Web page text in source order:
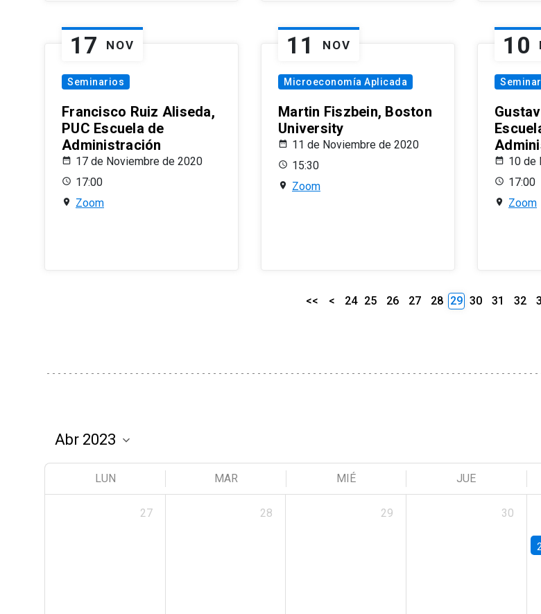
17 NOV
Seminarios
Francisco Ruiz Aliseda,
PUC Escuela de
Administración
17 de Noviembre de 2020
17:00
Zoom
11 NOV
Microeconomía Aplicada
Martin Fiszbein, Boston
University
11 de Noviembre de 2020
15:30
Zoom
10
10 de
17:00
Zoom
<< < 24 25 26 27 28 29 30 31 32
LUN MAR MIÉ JUE
27 28 29 30